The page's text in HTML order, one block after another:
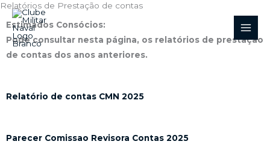
Skip
to
content
Relatórios de Prestação de contas
Estimados Consócios:
Pode consultar nesta página, os relatórios de prestação
de contas dos anos anteriores.
Relatório de contas CMN 2025
Parecer Comissao Revisora Contas 2025